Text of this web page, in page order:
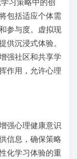
习策略中的创
包括适应个体需
参与度。虚拟现
供沉浸式体验。
强社区和共享学
作用，允许心理
强心理健康意识
信息，确保策略
化学习体验的重